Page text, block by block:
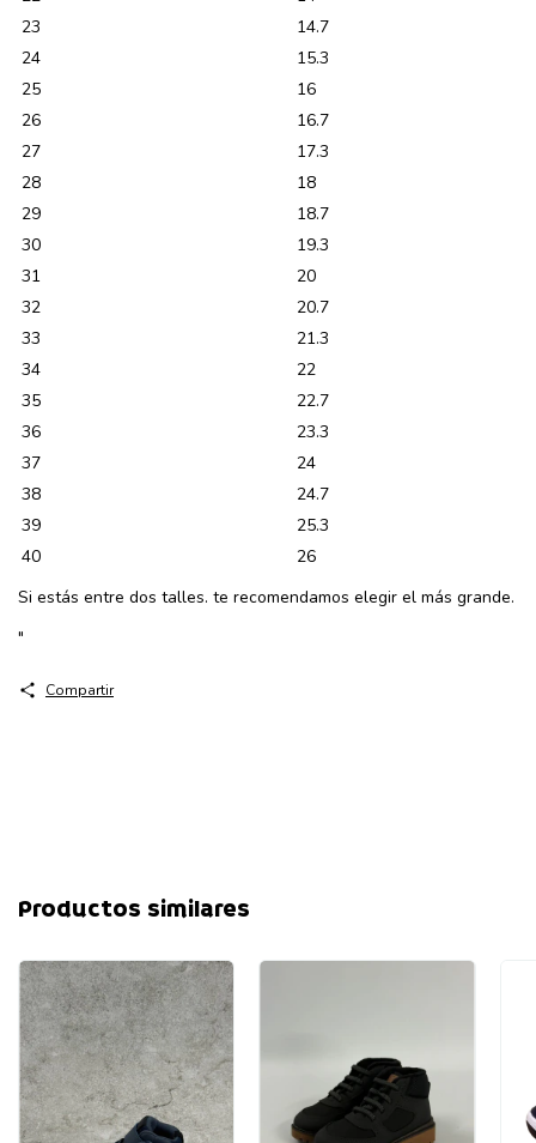
23
14.7
24
15.3
25
16
26
16.7
27
17.3
28
18
29
18.7
30
19.3
31
20
32
20.7
33
21.3
34
22
35
22.7
36
23.3
37
24
38
24.7
39
25.3
40
26
Si estás entre dos talles. te recomendamos elegir el más grande.
"
Compartir
Productos similares